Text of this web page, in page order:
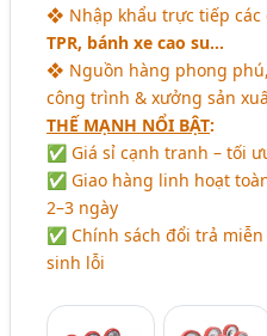
❖ Nhập khẩu trực tiếp các
TPR, bánh xe cao su…
❖ Nguồn hàng phong
công trình & xưởng sản
THẾ MẠNH NỔI BẬT:
✅ Giá sỉ cạnh tranh – tối
✅ Giao hàng linh hoạt
2–3 ngày
✅ Chính sách đổi trả
sinh lỗi